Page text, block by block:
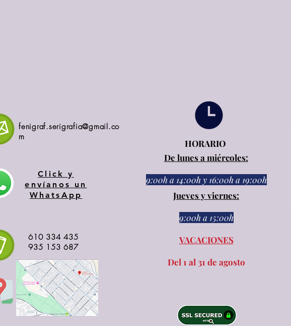
HORARIO
De lunes a miércoles:
9:00h a 14:00h y 16:00h a 19:00h
Jueves y viernes:
9:00h a 15:00h​​
VACACIONES
Del 1 al 31 de agosto
fenigraf.serigrafia@gmail.co
m
Click y
envíanos un
WhatsApp
610 334 435
935 153 687